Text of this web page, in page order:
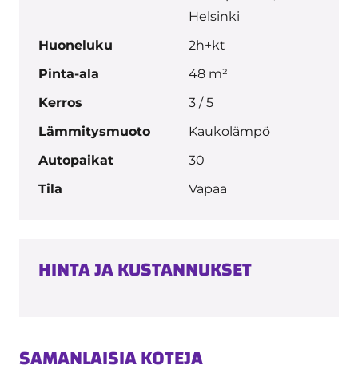
Helsinki
Huoneluku
2h+kt
Pinta-ala
48 m²
Kerros
3 / 5
Lämmitysmuoto
Kaukolämpö
Autopaikat
30
Tila
Vapaa
HINTA JA KUSTANNUKSET
SAMANLAISIA KOTEJA